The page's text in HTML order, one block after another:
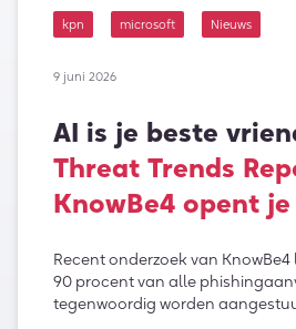
kpn microsoft Nieuws
9 juni 2026
AI is je beste
Threat Trends
KnowBe4 opent
Recent onderzoek van
90 procent van alle
tegenwoordig worden